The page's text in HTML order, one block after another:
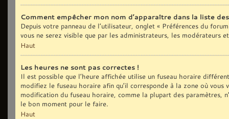
Comment empêcher mon nom d’apparaître dans la liste
Depuis votre panneau de l’utilisateur, onglet « Préférences du
vous ne serez visible que par les administrateurs, les modérateurs
Haut
Les heures ne sont pas correctes !
Il est possible que l’heure affichée utilise un fuseau horaire
modifiez le fuseau horaire afin qu’il corresponde à la zone où
modification du fuseau horaire, comme la plupart des paramètres,
le bon moment pour le faire.
Haut